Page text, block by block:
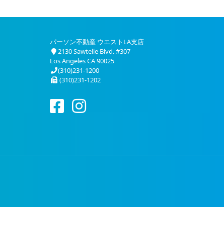
パーソン不動産 ウエストLA支店
2130 Sawtelle Blvd. #307
Los Angeles CA 90025
(310)231-1200
(310)231-1202